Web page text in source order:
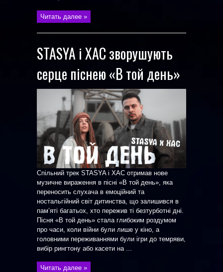
Читать далее »
STASYA і ХАС зворушують
серце піснею «В той день»
Спільний трек STASYA і ХАС отримав нове
музичне вираження в пісні «В той день», яка
переносить слухача в емоційний та
ностальгійний світ дитинства, що залишився в
пам’яті багатьох, хто пережив ті безтурботні дні.
Пісня «В той день» стала глибоким роздумом
про часи, коли війни були лише у кіно, а
головними переживаннями були ігри до темряви,
вибір рингтону або касети на ...
Читать далее »